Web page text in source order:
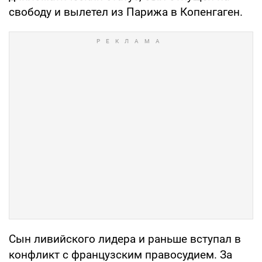
свободу и вылетел из Парижа в Копенгаген.
Сын ливийского лидера и раньше вступал в
конфликт с французским правосудием. За